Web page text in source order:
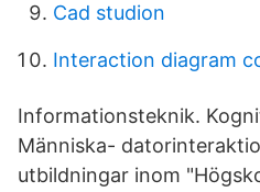
Cad studion
Interaction diagram
Informationsteknik.
Människa-
utbildningar inom